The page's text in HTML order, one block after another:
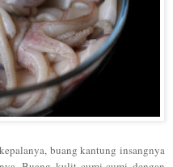
buang kantung insangnya